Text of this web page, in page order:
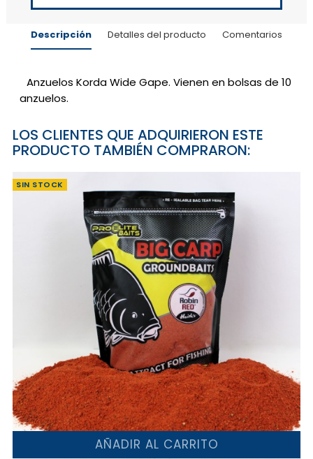
Descripción Detalles del producto Comentarios
Anzuelos Korda Wide Gape. Vienen en bolsas de 10
anzuelos.
LOS CLIENTES QUE ADQUIRIERON ESTE
PRODUCTO TAMBIÉN COMPRARON:
SIN STOCK
AÑADIR AL CARRITO